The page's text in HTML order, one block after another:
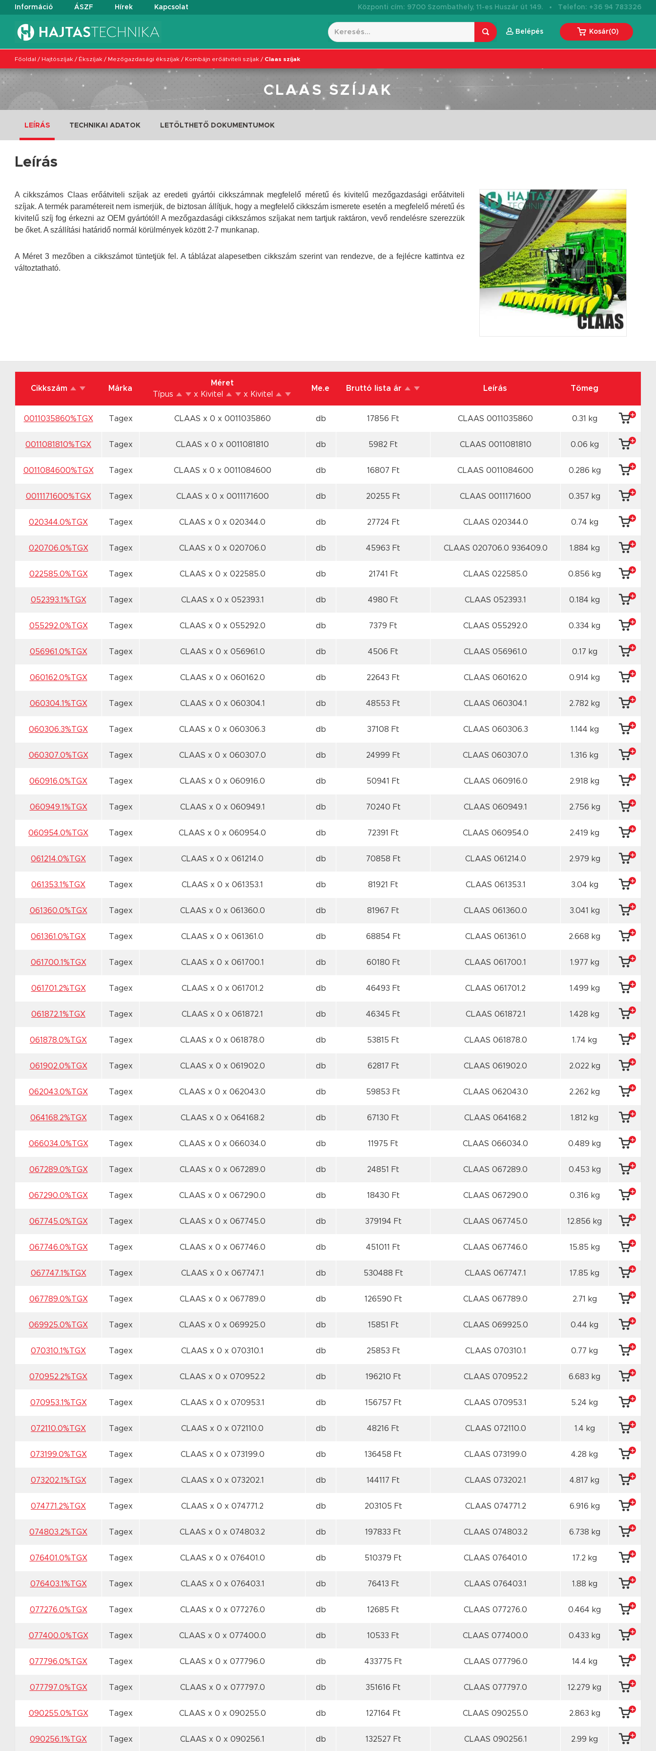
Információ ÁSZF Hírek Kapcsolat Központi cím: 9700 Szombathely, 11-es Huszár út 149. · Telefon: +36 94 783326
Belépés Kosár(0)
Főoldal / Hajtószíjak / Ékszíjak / Mezőgazdasági ékszíjak / Kombájn erőátviteli szíjak / Claas szíjak
CLAAS SZÍJAK
LEÍRÁS TECHNIKAI ADATOK LETÖLTHETŐ DOKUMENTUMOK
Leírás
A cikkszámos Claas erőátviteli szíjak az eredeti gyártói cikkszámnak megfelelő méretű és kivitelű mezőgazdasági erőátviteli
szíjak. A termék paramétereit nem ismerjük, de biztosan állítjuk, hogy a megfelelő cikkszám ismerete esetén a megfelelő méretű és
kivitelű szíj fog érkezni az OEM gyártótól! A mezőgazdasági cikkszámos szíjakat nem tartjuk raktáron, vevő rendelésre szerezzük
be őket. A szállítási határidő normál körülmények között 2-7 munkanap.
A Méret 3 mezőben a cikkszámot tüntetjük fel. A táblázat alapesetben cikkszám szerint van rendezve, de a fejlécre kattintva ez
változtatható.
Cikkszám Márka
Méret
Típus
x Kivitel x Kivitel
Me.e Bruttó lista ár Leírás Tömeg
0011035860%TGX Tagex CLAAS x 0 x 0011035860 db 17856 Ft CLAAS 0011035860 0.31 kg
0011081810%TGX Tagex CLAAS x 0 x 0011081810 db 5982 Ft CLAAS 0011081810 0.06 kg
0011084600%TGX Tagex CLAAS x 0 x 0011084600 db 16807 Ft CLAAS 0011084600 0.286 kg
0011171600%TGX Tagex CLAAS x 0 x 0011171600 db 20255 Ft CLAAS 0011171600 0.357 kg
020344.0%TGX Tagex CLAAS x 0 x 020344.0 db 27724 Ft CLAAS 020344.0 0.74 kg
020706.0%TGX Tagex CLAAS x 0 x 020706.0 db 45963 Ft CLAAS 020706.0 936409.0 1.884 kg
022585.0%TGX Tagex CLAAS x 0 x 022585.0 db 21741 Ft CLAAS 022585.0 0.856 kg
052393.1%TGX Tagex CLAAS x 0 x 052393.1 db 4980 Ft CLAAS 052393.1 0.184 kg
055292.0%TGX Tagex CLAAS x 0 x 055292.0 db 7379 Ft CLAAS 055292.0 0.334 kg
056961.0%TGX Tagex CLAAS x 0 x 056961.0 db 4506 Ft CLAAS 056961.0 0.17 kg
060162.0%TGX Tagex CLAAS x 0 x 060162.0 db 22643 Ft CLAAS 060162.0 0.914 kg
060304.1%TGX Tagex CLAAS x 0 x 060304.1 db 48553 Ft CLAAS 060304.1 2.782 kg
060306.3%TGX Tagex CLAAS x 0 x 060306.3 db 37108 Ft CLAAS 060306.3 1.144 kg
060307.0%TGX Tagex CLAAS x 0 x 060307.0 db 24999 Ft CLAAS 060307.0 1.316 kg
060916.0%TGX Tagex CLAAS x 0 x 060916.0 db 50941 Ft CLAAS 060916.0 2.918 kg
060949.1%TGX Tagex CLAAS x 0 x 060949.1 db 70240 Ft CLAAS 060949.1 2.756 kg
060954.0%TGX Tagex CLAAS x 0 x 060954.0 db 72391 Ft CLAAS 060954.0 2.419 kg
061214.0%TGX Tagex CLAAS x 0 x 061214.0 db 70858 Ft CLAAS 061214.0 2.979 kg
061353.1%TGX Tagex CLAAS x 0 x 061353.1 db 81921 Ft CLAAS 061353.1 3.04 kg
061360.0%TGX Tagex CLAAS x 0 x 061360.0 db 81967 Ft CLAAS 061360.0 3.041 kg
061361.0%TGX Tagex CLAAS x 0 x 061361.0 db 68854 Ft CLAAS 061361.0 2.668 kg
061700.1%TGX Tagex CLAAS x 0 x 061700.1 db 60180 Ft CLAAS 061700.1 1.977 kg
061701.2%TGX Tagex CLAAS x 0 x 061701.2 db 46493 Ft CLAAS 061701.2 1.499 kg
061872.1%TGX Tagex CLAAS x 0 x 061872.1 db 46345 Ft CLAAS 061872.1 1.428 kg
061878.0%TGX Tagex CLAAS x 0 x 061878.0 db 53815 Ft CLAAS 061878.0 1.74 kg
061902.0%TGX Tagex CLAAS x 0 x 061902.0 db 62817 Ft CLAAS 061902.0 2.022 kg
062043.0%TGX Tagex CLAAS x 0 x 062043.0 db 59853 Ft CLAAS 062043.0 2.262 kg
064168.2%TGX Tagex CLAAS x 0 x 064168.2 db 67130 Ft CLAAS 064168.2 1.812 kg
066034.0%TGX Tagex CLAAS x 0 x 066034.0 db 11975 Ft CLAAS 066034.0 0.489 kg
067289.0%TGX Tagex CLAAS x 0 x 067289.0 db 24851 Ft CLAAS 067289.0 0.453 kg
067290.0%TGX Tagex CLAAS x 0 x 067290.0 db 18430 Ft CLAAS 067290.0 0.316 kg
067745.0%TGX Tagex CLAAS x 0 x 067745.0 db 379194 Ft CLAAS 067745.0 12.856 kg
067746.0%TGX Tagex CLAAS x 0 x 067746.0 db 451011 Ft CLAAS 067746.0 15.85 kg
067747.1%TGX Tagex CLAAS x 0 x 067747.1 db 530488 Ft CLAAS 067747.1 17.85 kg
067789.0%TGX Tagex CLAAS x 0 x 067789.0 db 126590 Ft CLAAS 067789.0 2.71 kg
069925.0%TGX Tagex CLAAS x 0 x 069925.0 db 15851 Ft CLAAS 069925.0 0.44 kg
070310.1%TGX Tagex CLAAS x 0 x 070310.1 db 25853 Ft CLAAS 070310.1 0.77 kg
070952.2%TGX Tagex CLAAS x 0 x 070952.2 db 196210 Ft CLAAS 070952.2 6.683 kg
070953.1%TGX Tagex CLAAS x 0 x 070953.1 db 156757 Ft CLAAS 070953.1 5.24 kg
072110.0%TGX Tagex CLAAS x 0 x 072110.0 db 48216 Ft CLAAS 072110.0 1.4 kg
073199.0%TGX Tagex CLAAS x 0 x 073199.0 db 136458 Ft CLAAS 073199.0 4.28 kg
073202.1%TGX Tagex CLAAS x 0 x 073202.1 db 144117 Ft CLAAS 073202.1 4.817 kg
074771.2%TGX Tagex CLAAS x 0 x 074771.2 db 203105 Ft CLAAS 074771.2 6.916 kg
074803.2%TGX Tagex CLAAS x 0 x 074803.2 db 197833 Ft CLAAS 074803.2 6.738 kg
076401.0%TGX Tagex CLAAS x 0 x 076401.0 db 510379 Ft CLAAS 076401.0 17.2 kg
076403.1%TGX Tagex CLAAS x 0 x 076403.1 db 76413 Ft CLAAS 076403.1 1.88 kg
077276.0%TGX Tagex CLAAS x 0 x 077276.0 db 12685 Ft CLAAS 077276.0 0.464 kg
077400.0%TGX Tagex CLAAS x 0 x 077400.0 db 10533 Ft CLAAS 077400.0 0.433 kg
077796.0%TGX Tagex CLAAS x 0 x 077796.0 db 433775 Ft CLAAS 077796.0 14.4 kg
077797.0%TGX Tagex CLAAS x 0 x 077797.0 db 351616 Ft CLAAS 077797.0 12.279 kg
090255.0%TGX Tagex CLAAS x 0 x 090255.0 db 127164 Ft CLAAS 090255.0 2.863 kg
090256.1%TGX Tagex CLAAS x 0 x 090256.1 db 132527 Ft CLAAS 090256.1 2.99 kg